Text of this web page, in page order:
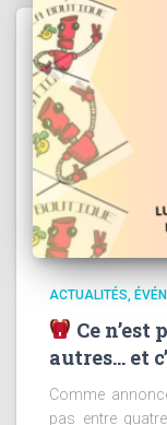
ACTUALITÉS
Ce
autres… et
Comme
pas entre